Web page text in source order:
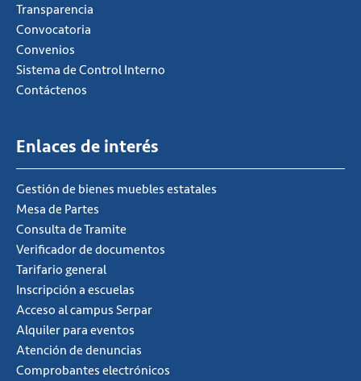
Transparencia
Convocatoria
Convenios
Sistema de Control Interno
Contáctenos
Enlaces de interés
Gestión de bienes muebles estatales
Mesa de Partes
Consulta de Tramite
Verificador de documentos
Tarifario general
Inscripción a escuelas
Acceso al campus Serpar
Alquiler para eventos
Atención de denuncias
Comprobantes electrónicos